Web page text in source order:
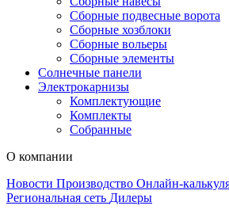
Сборные подвесные ворота
Сборные хозблоки
Сборные вольеры
Сборные элементы
Солнечные панели
Электрокарнизы
Комплектующие
Комплекты
Собранные
О компании
Новости Производство Онлайн-
Региональная сеть Дилеры